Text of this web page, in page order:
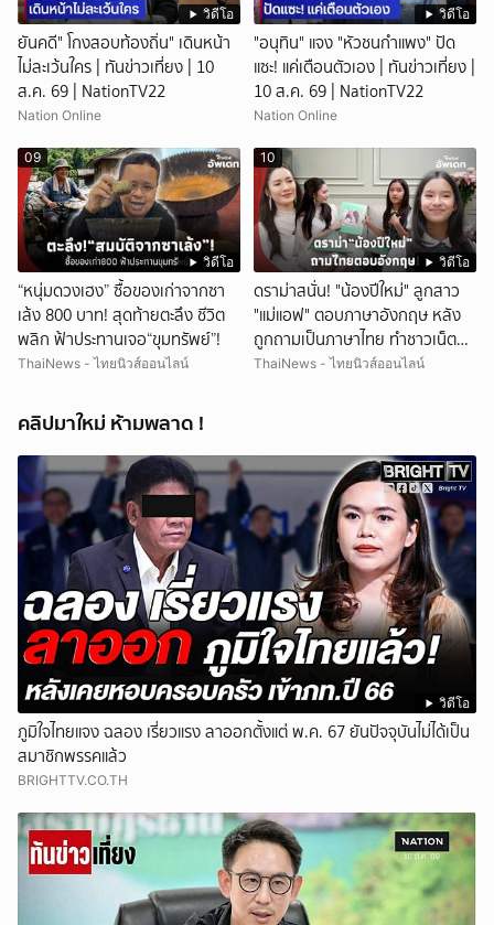
วิดีโอ
ยันคดี" โกงสอบท้องถิ่น" เดินหน้า
ไม่ละเว้นใคร | ทันข่าวเที่ยง | 10
ส.ค. 69 | NationTV22
Nation Online
วิดีโอ
"อนุทิน" แจง "หัวชนกำแพง" ปัด
แซะ! แค่เตือนตัวเอง | ทันข่าวเที่ยง |
10 ส.ค. 69 | NationTV22
Nation Online
วิดีโอ
09
“หนุ่มดวงเฮง” ซื้อของเก่าจากซา
เล้ง 800 บาท! สุดท้ายตะลึง ชีวิต
พลิก ฟ้าประทานเจอ“ขุมทรัพย์”!
ThaiNews - ไทยนิวส์ออนไลน์
วิดีโอ
10
ดราม่าสนั่น! "น้องปีใหม่" ลูกสาว
"แม่แอฟ" ตอบภาษาอังกฤษ หลัง
ถูกถามเป็นภาษาไทย ทำชาวเน็ตถก
สนั่น!
ThaiNews - ไทยนิวส์ออนไลน์
คลิปมาใหม่ ห้ามพลาด !
วิดีโอ
ภูมิใจไทยแจง ฉลอง เรี่ยวแรง ลาออกตั้งแต่ พ.ค. 67 ยันปัจจุบันไม่ได้เป็น
สมาชิกพรรคแล้ว
BRIGHTTV.CO.TH